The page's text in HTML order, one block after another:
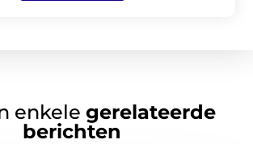
enkele gerelateerde
berichten